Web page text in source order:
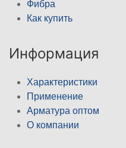
Фибра
Как купить
Информация
Характеристики
Применение
Арматура оптом
О компании